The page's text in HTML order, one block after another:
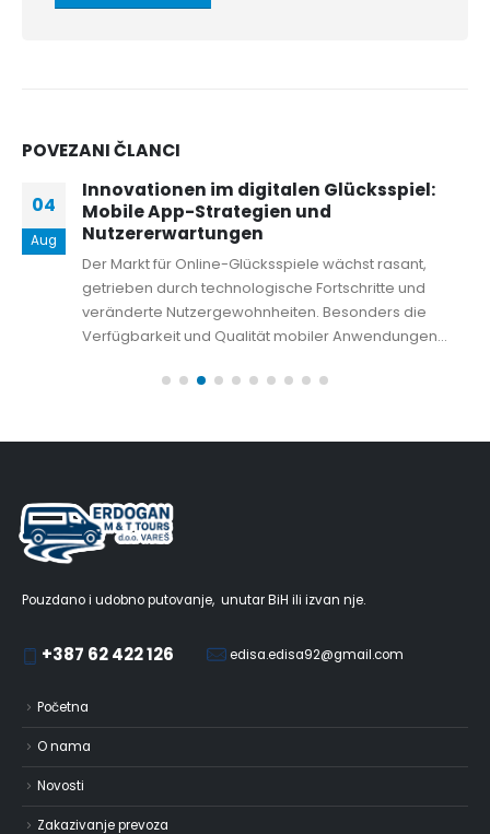
POVEZANIČLANCI
04
Aug
Innovationen im digitalen Glücksspiel:
Mobile App-Strategien und
Nutzererwartungen
Der Markt für Online-Glücksspiele wächst rasant,
getrieben durch technologische Fortschritte und
veränderte Nutzergewohnheiten. Besonders die
Verfügbarkeit und Qualität mobiler Anwendungen...
Pouzdano i udobno putovanje, unutar BiH ili izvan nje.
+387 62 422 126 edisa.edisa92@gmail.com
Početna
O nama
Novosti
Zakazivanje prevoza